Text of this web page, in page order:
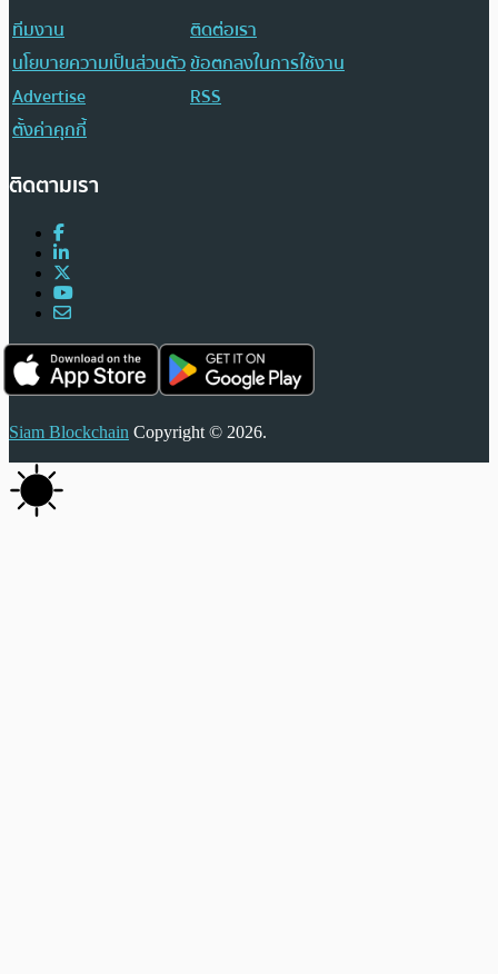
ทีมงาน
ติดต่อเรา
นโยบายความเป็นส่วนตัวข้อตกลงในการใช้งาน
Advertise
RSS
ตั้งค่าคุกกี้
ติดตามเรา
Siam Blockchain Copyright © 2026.